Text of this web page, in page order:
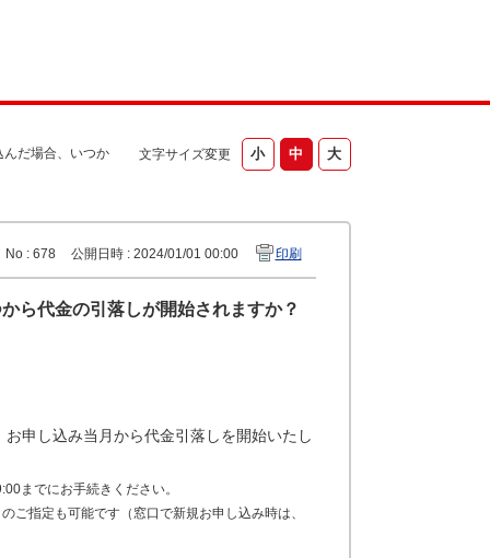
文字サイズ変更
だ場合、いつか
No : 678 公開日時 : 2024/01/01 00:00 印刷
ら代金の引落しが開始されますか？
申し込み当月から代金引落しを開始いたし
までにお手続きください。
ご指定も可能です（窓口で新規お申し込み時は、